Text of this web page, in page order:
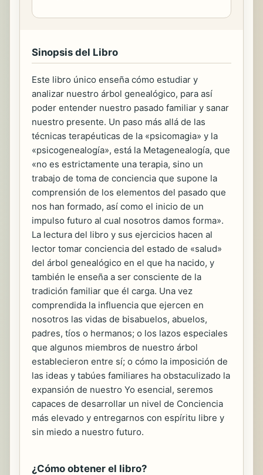
Sinopsis del Libro
Este libro único enseña cómo estudiar y
analizar nuestro árbol genealógico, para así
poder entender nuestro pasado familiar y sanar
nuestro presente. Un paso más allá de las
técnicas terapéuticas de la «psicomagia» y la
«psicogenealogía», está la Metagenealogía, que
«no es estrictamente una terapia, sino un
trabajo de toma de conciencia que supone la
comprensión de los elementos del pasado que
nos han formado, así como el inicio de un
impulso futuro al cual nosotros damos forma».
La lectura del libro y sus ejercicios hacen al
lector tomar conciencia del estado de «salud»
del árbol genealógico en el que ha nacido, y
también le enseña a ser consciente de la
tradición familiar que él carga. Una vez
comprendida la influencia que ejercen en
nosotros las vidas de bisabuelos, abuelos,
padres, tíos o hermanos; o los lazos especiales
que algunos miembros de nuestro árbol
establecieron entre sí; o cómo la imposición de
las ideas y tabúes familiares ha obstaculizado la
expansión de nuestro Yo esencial, seremos
capaces de desarrollar un nivel de Conciencia
más elevado y entregarnos con espíritu libre y
sin miedo a nuestro futuro.
¿Cómo obtener el libro?